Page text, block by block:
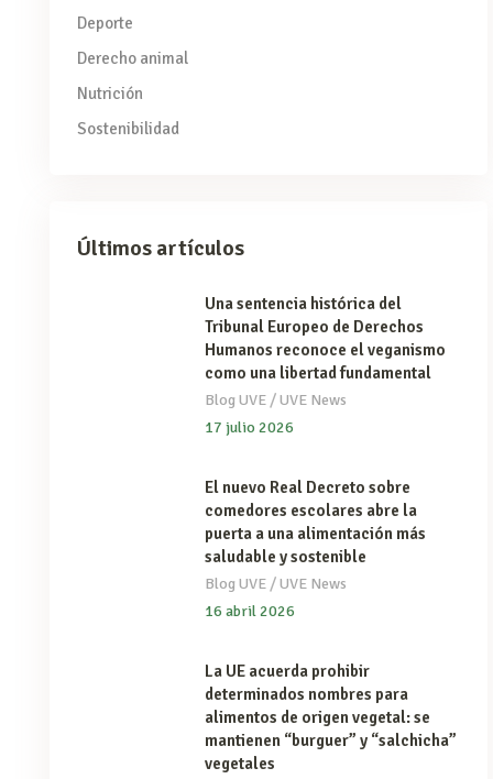
Deporte
Derecho animal
Nutrición
Sostenibilidad
Últimos artículos
Una sentencia histórica del
Tribunal Europeo de Derechos
Humanos reconoce el veganismo
como una libertad fundamental
Blog UVE/UVE News
17 julio 2026
El nuevo Real Decreto sobre
comedores escolares abre la
puerta a una alimentación más
saludable y sostenible
Blog UVE/UVE News
16 abril 2026
La UE acuerda prohibir
determinados nombres para
alimentos de origen vegetal: se
mantienen “burguer” y “salchicha”
vegetales